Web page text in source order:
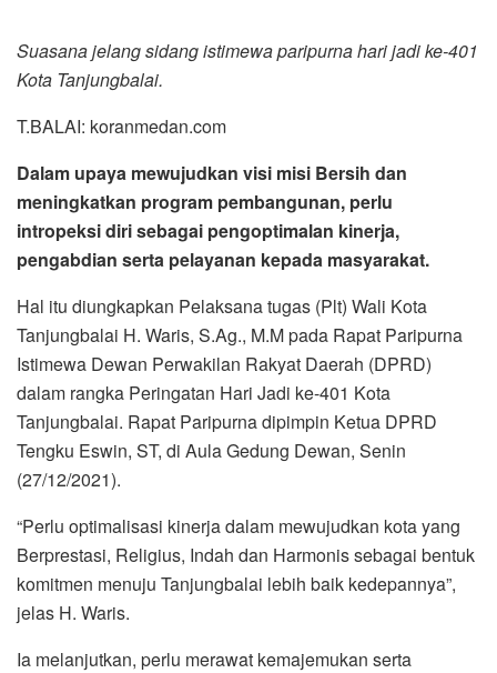
Suasana jelang sidang istimewa paripurna hari jadi ke-401
Kota Tanjungbalai.
T.BALAI: koranmedan.com
Dalam upaya mewujudkan visi misi Bersih dan
meningkatkan program pembangunan, perlu
intropeksi diri sebagai pengoptimalan kinerja,
pengabdian serta pelayanan kepada masyarakat.
Hal itu diungkapkan Pelaksana tugas (Plt) Wali Kota
Tanjungbalai H. Waris, S.Ag., M.M pada Rapat Paripurna
Istimewa Dewan Perwakilan Rakyat Daerah (DPRD)
dalam rangka Peringatan Hari Jadi ke-401 Kota
Tanjungbalai. Rapat Paripurna dipimpin Ketua DPRD
Tengku Eswin, ST, di Aula Gedung Dewan, Senin
(27/12/2021).
“Perlu optimalisasi kinerja dalam mewujudkan kota yang
Berprestasi, Religius, Indah dan Harmonis sebagai bentuk
komitmen menuju Tanjungbalai lebih baik kedepannya”,
jelas H. Waris.
Ia melanjutkan, perlu merawat kemajemukan serta